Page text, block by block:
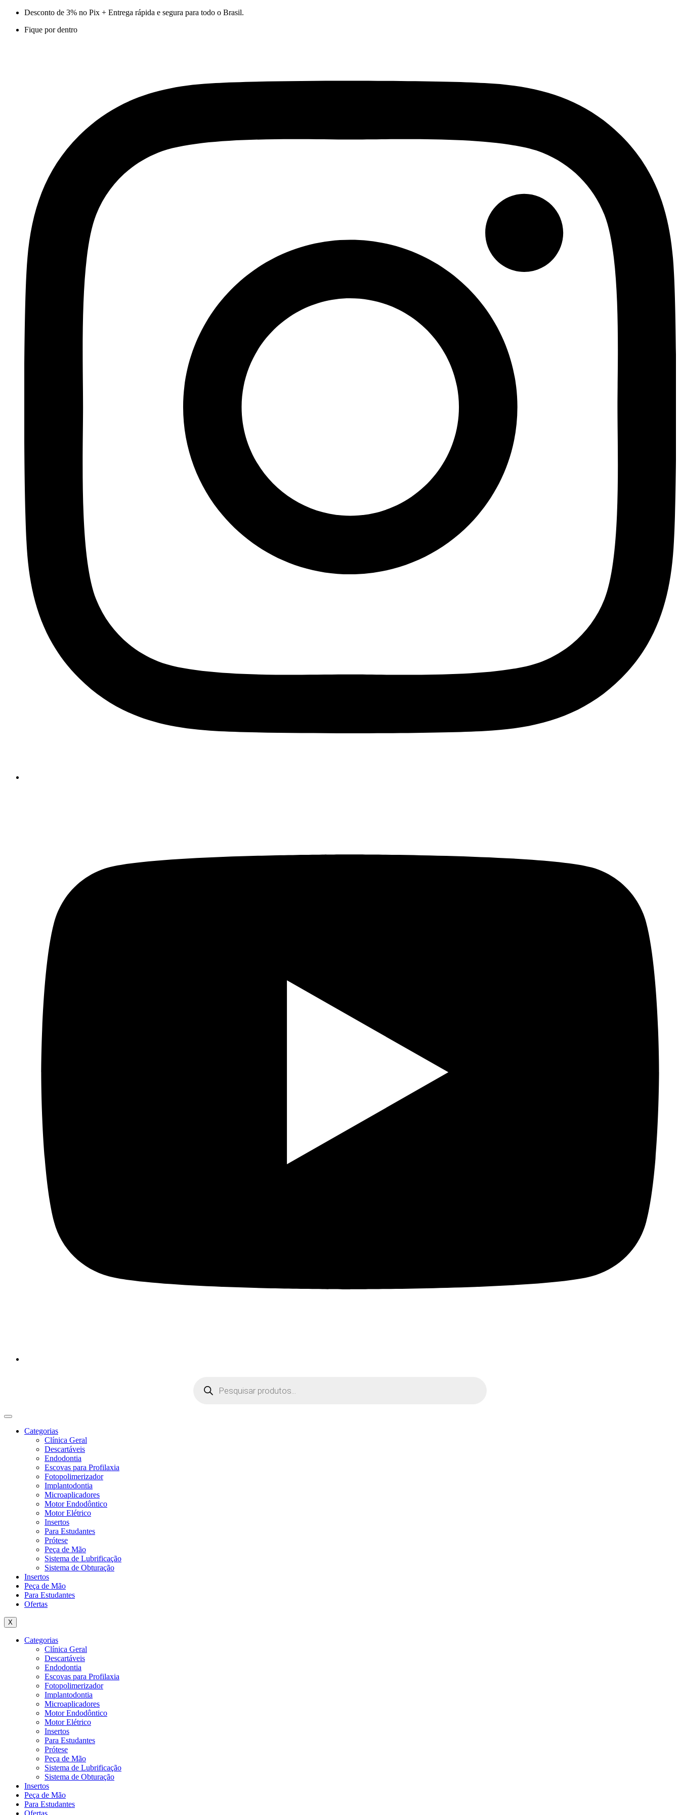
Desconto de 3% no Pix + Entrega rápida e segura para todo o Brasil.
Fique por dentro
produtos
Categorias
Clínica Geral
Descartáveis
Endodontia
Escovas para Profilaxia
Fotopolimerizador
Implantodontia
Microaplicadores
Motor Endodôntico
Motor Elétrico
Insertos
Para Estudantes
Prótese
Peça de Mão
Sistema de Lubrificação
Sistema de Obturação
Insertos
Peça de Mão
Para Estudantes
Ofertas
X
Categorias
Clínica Geral
Descartáveis
Endodontia
Escovas para Profilaxia
Fotopolimerizador
Implantodontia
Microaplicadores
Motor Endodôntico
Motor Elétrico
Insertos
Para Estudantes
Prótese
Peça de Mão
Sistema de Lubrificação
Sistema de Obturação
Insertos
Peça de Mão
Para Estudantes
Ofertas